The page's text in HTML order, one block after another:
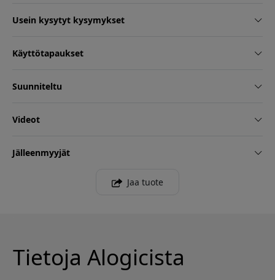
Usein kysytyt kysymykset
Käyttötapaukset
Suunniteltu
Videot
Jälleenmyyjät
Jaa tuote
Tietoja Alogicista